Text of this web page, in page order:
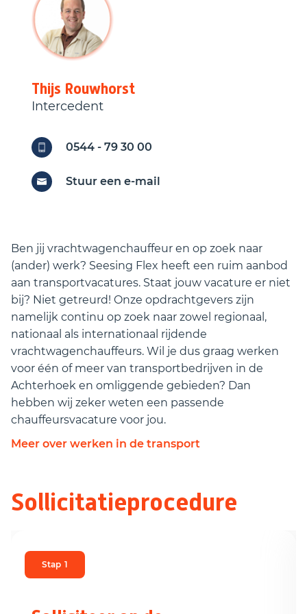
contact op met:
transport@seesingflex.nl
naar 0544-793000.
Thijs Rouwhorst
Intercedent
0544 - 79 30 00
Stuur een e-mail
Ben jij vrachtwagenchauffeur en op zoek naar
(ander) werk? Seesing Flex heeft een ruim aanbod
aan transportvacatures. Staat jouw vacature er niet
bij? Niet getreurd! Onze opdrachtgevers zijn
namelijk continu op zoek naar zowel regionaal,
nationaal als internationaal rijdende
vrachtwagenchauffeurs. Wil je dus graag werken
voor één of meer van transportbedrijven in de
Achterhoek en omliggende gebieden? Dan
hebben wij zeker weten een passende
chauffeursvacature voor jou.
Meer over werken in de transport
Sollicitatieprocedure
Stap 1